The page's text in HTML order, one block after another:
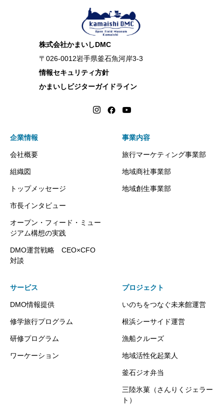
株式会社かまいしDMC
〒026-0012岩手県釜石魚河岸3-3
情報セキュリティ方針
かまいしビジターガイドライン
企業情報
会社概要
組織図
トップメッセージ
市長インタビュー
オープン・フィード・ミュー
ジアム構想の実践
DMO運営戦略 CEO×CFO
対談
事業内容
旅行マーケティング事業部
地域商社事業部
地域創生事業部
サービス
DMO情報提供
修学旅行プログラム
研修プログラム
ワーケーション
プロジェクト
いのちをつなぐ未来館運営
根浜シーサイド運営
漁船クルーズ
地域活性化起業人
釜石ジオ弁当
三陸氷菓（さんりくジェラー
ト）